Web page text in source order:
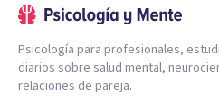
Psicología para profesionales,
diarios sobre salud mental,
relaciones de pareja.